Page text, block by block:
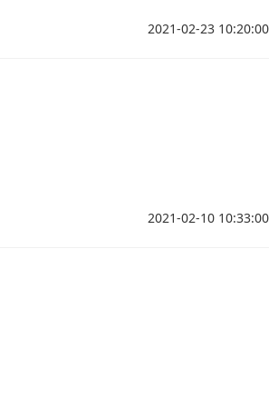
2021-02-23 10:20:00
2021-02-10 10:33:00